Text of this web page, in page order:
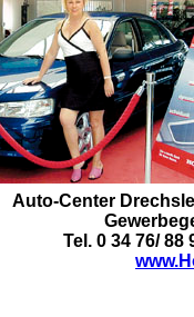
Auto-Center
Tel. 0 34 76/ 88